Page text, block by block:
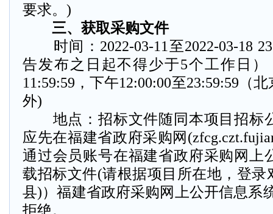
要求。)
三、获取采购文件
时间：2022-03-11至2022-03-18
告发布之日起不得少于5个工作日）
11:59:59，下午12:00:00至23:59:59（
外)
地点：招标文件随同本项目招标
应先在福建省政府采购网
通过会员账号在福建省政府采购网上
载招标文件(请根据项目所在地，登
县)）福建省政府采购网上公开信息系
拒绝。